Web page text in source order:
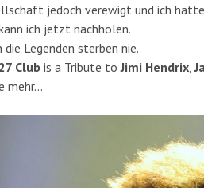
jedoch verewigt und ich
ich jetzt nachholen.
die Legenden sterben nie.
27 Club is a Tribute toJimi Hendrix ,
mehr…